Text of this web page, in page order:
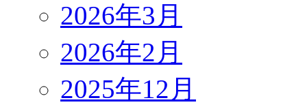
2026年3月
2026年2月
2025年12月